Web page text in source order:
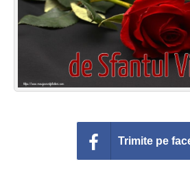
Felicitari muzicale
Felicitari muzicale personalizate
Felicitari animate
Conecteaza-te
Trimite pe